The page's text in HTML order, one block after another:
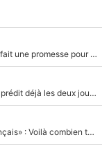
«Très, très agréablement surpris» : Bruno Genesio fait une promesse pour la suite du mercato de l’OM et rassure les supporters
PSG : Deux gros transferts bouclés en 2027 ? L'IA prédit déjà les deux joueurs qui pourraient rejoindre Luis Enrique !
«C'est un beau salaire par rapport à 90 % des Français» : Voilà combien touchait Nelson Monfort sur France Télévisions avant de rejoindre CNews